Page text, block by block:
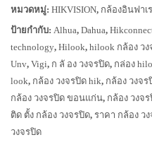
หมวดหมู่: HIKVISION, กล้องอินฟาเ
ป้ายกำกับ: Alhua, Dahua,
technology, Hilook, hilook กล้อง ว
Unv, Vigi, ก ลั อง วงจรปิด, กล่อง
look, กล้อง วงจรปิด hik, กล้อง วงจ
กล้อง วงจรปิด ขอนแก่น, กล้อง วงจ
ติด ตั้ง กล้อง วงจรปิด, ราคา กล้อง ว
วงจรปิด